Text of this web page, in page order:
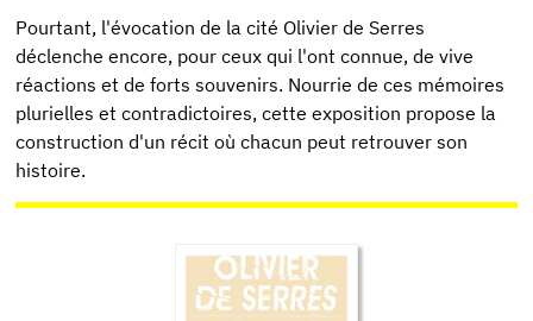
Pourtant, l'évocation de la cité Olivier de Serres
déclenche encore, pour ceux qui l'ont connue, de vive
réactions et de forts souvenirs. Nourrie de ces mémoires
plurielles et contradictoires, cette exposition propose la
construction d'un récit où chacun peut retrouver son
histoire.